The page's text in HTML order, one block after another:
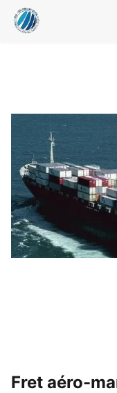
Fret aéro-